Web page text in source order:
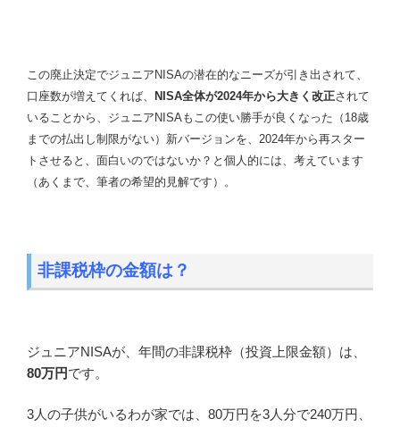
この廃止決定でジュニアNISAの潜在的なニーズが引き出されて、
口座数が増えてくれば、
NISA全体が2024年から大きく改正されて
いることから、ジュニアNISAもこの使い勝手が良くなった（18歳
までの払出し制限がない）新バージョンを、2024年から再スター
トさせると、面白いのではないか？と個人的には、考えています
（あくまで、筆者の希望的見解です）。
非課税枠の金額は？
ジュニアNISAが、年間の非課税枠（投資上限金額）は、
80万円です。
3人の子供がいるわが家では、80万円を3人分で240万円、